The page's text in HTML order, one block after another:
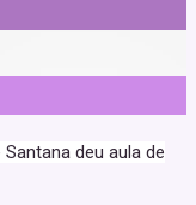
deu aula de